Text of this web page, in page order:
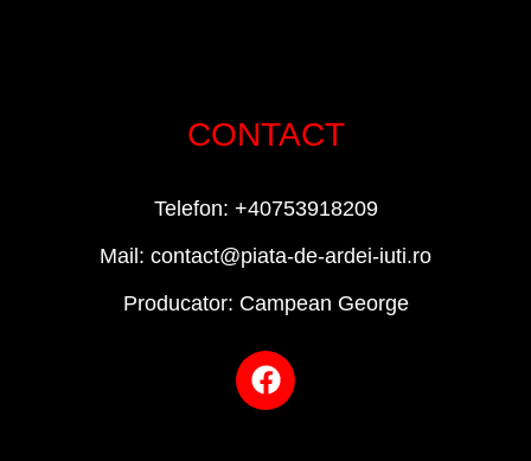
CONTACT
Telefon: +40753918209
Mail: contact@piata-de-ardei-iuti.ro
Producator: Campean George